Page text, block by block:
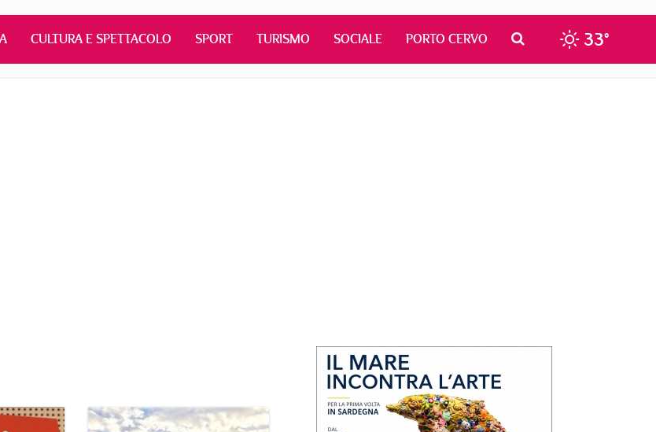
CULTURA E SPETTACOLO SPORT TURISMO SOCIALE PORTO CERVO 33°